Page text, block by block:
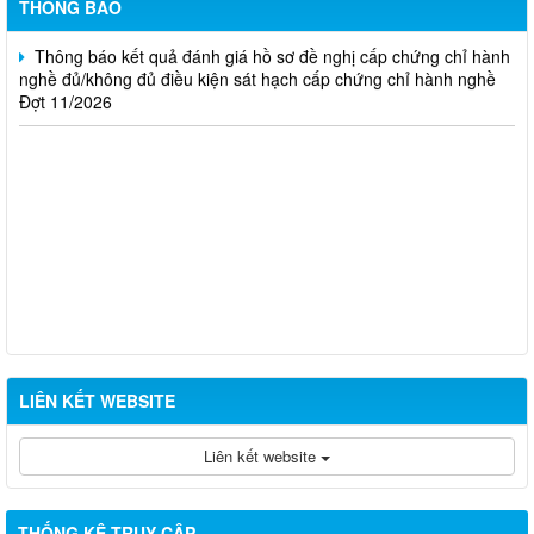
THÔNG BÁO
Thông báo kết quả đánh giá hồ sơ đề nghị cấp chứng chỉ hành
nghề đủ/không đủ điều kiện sát hạch cấp chứng chỉ hành nghề
Đợt 11/2026
LIÊN KẾT WEBSITE
Liên kết website